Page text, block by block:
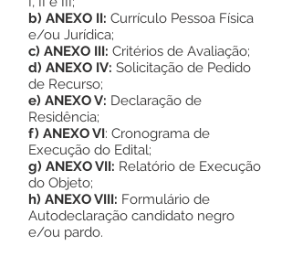
b) ANEXO II: Currículo Pessoa Física
e/ou Jurídica;
c) ANEXO III: Critérios de Avaliação;
d) ANEXO IV: Solicitação de Pedido
de Recurso;
e) ANEXO V: Declaração de
Residência;
f) ANEXO VI: Cronograma de
Execução do Edital;
g) ANEXO VII: Relatório de Execução
do Objeto;
h) ANEXO VIII: Formulário de
Autodeclaração candidato negro
e/ou pardo.